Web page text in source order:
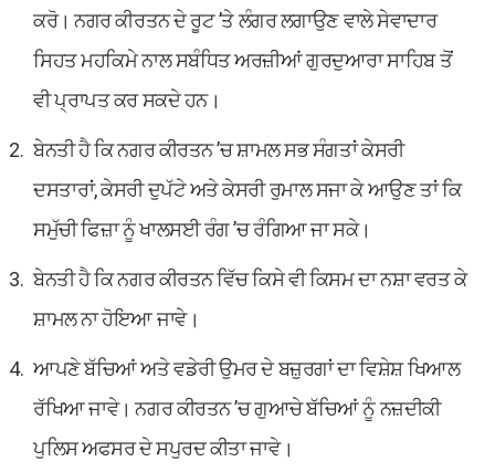
ਕਰੋ। ਨਗਰ ਕੀਰਤਨ ਦੇ ਰੂਟ ’ਤੇ ਲੰਗਰ ਲਗਾਉਣ ਵਾਲੇ ਸੇਵਾਦਾਰ
ਸਿਹਤ ਮਹਕਿਮੇ ਨਾਲ ਸਬੰਧਿਤ ਅਰਜ਼ੀਆਂ ਗੁਰਦੁਆਰਾ ਸਾਹਿਬ ਤੋਂ
ਵੀ ਪ੍ਰਾਪਤ ਕਰ ਸਕਦੇ ਹਨ।
ਬੇਨਤੀ ਹੈ ਕਿ ਨਗਰ ਕੀਰਤਨ ’ਚ ਸ਼ਾਮਲ ਸਭ ਸੰਗਤਾਂ ਕੇਸਰੀ
ਦਸਤਾਰਾਂ, ਕੇਸਰੀ ਦੁਪੱਟੇ ਅਤੇ ਕੇਸਰੀ ਰੁਮਾਲ ਸਜਾ ਕੇ ਆਉਣ ਤਾਂ ਕਿ
ਸਮੁੱਚੀ ਫਿਜ਼ਾ ਨੂੰ ਖਾਲਸਈ ਰੰਗ ’ਚ ਰੰਗਿਆ ਜਾ ਸਕੇ।
ਬੇਨਤੀ ਹੈ ਕਿ ਨਗਰ ਕੀਰਤਨ ਵਿੱਚ ਕਿਸੇ ਵੀ ਕਿਸਮ ਦਾ ਨਸ਼ਾ ਵਰਤ ਕੇ
ਸ਼ਾਮਲ ਨਾ ਹੋਇਆ ਜਾਵੇ।
ਆਪਣੇ ਬੱਚਿਆਂ ਅਤੇ ਵਡੇਰੀ ਉਮਰ ਦੇ ਬਜ਼ੁਰਗਾਂ ਦਾ ਵਿਸ਼ੇਸ਼ ਖਿਆਲ
ਰੱਖਿਆ ਜਾਵੇ। ਨਗਰ ਕੀਰਤਨ ’ਚ ਗੁਆਚੇ ਬੱਚਿਆਂ ਨੂੰ ਨਜ਼ਦੀਕੀ
ਪੁਲਿਸ ਅਫਸਰ ਦੇ ਸਪੁਰਦ ਕੀਤਾ ਜਾਵੇ।